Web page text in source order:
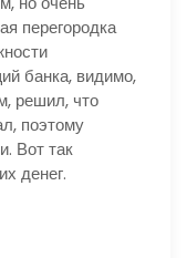
перегородка
банка, видимо,
решил, что
поэтому
Вот так
денег.